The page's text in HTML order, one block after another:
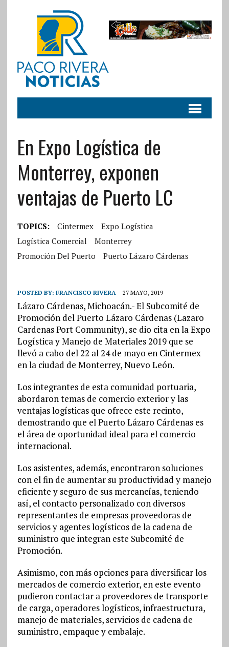
En Expo Logística de
Monterrey, exponen
ventajas de Puerto LC
TOPICS: Cintermex
Expo Logística
Logística Comercial
Monterrey
Promoción Del Puerto
Puerto Lázaro Cárdenas
POSTED BY: FRANCISCO RIVERA 27 MAYO, 2019
Lázaro Cárdenas, Michoacán.- El Subcomité de
Promoción del Puerto Lázaro Cárdenas (Lazaro
Cardenas Port Community), se dio cita en la Expo
Logística y Manejo de Materiales 2019 que se
llevó a cabo del 22 al 24 de mayo en Cintermex
en la ciudad de Monterrey, Nuevo León.
Los integrantes de esta comunidad portuaria,
abordaron temas de comercio exterior y las
ventajas logísticas que ofrece este recinto,
demostrando que el Puerto Lázaro Cárdenas es
el área de oportunidad ideal para el comercio
internacional.
Los asistentes, además, encontraron soluciones
con el fin de aumentar su productividad y manejo
eficiente y seguro de sus mercancías, teniendo
así, el contacto personalizado con diversos
representantes de empresas proveedoras de
servicios y agentes logísticos de la cadena de
suministro que integran este Subcomité de
Promoción.
Asimismo, con más opciones para diversificar los
mercados de comercio exterior, en este evento
pudieron contactar a proveedores de transporte
de carga, operadores logísticos, infraestructura,
manejo de materiales, servicios de cadena de
suministro, empaque y embalaje.